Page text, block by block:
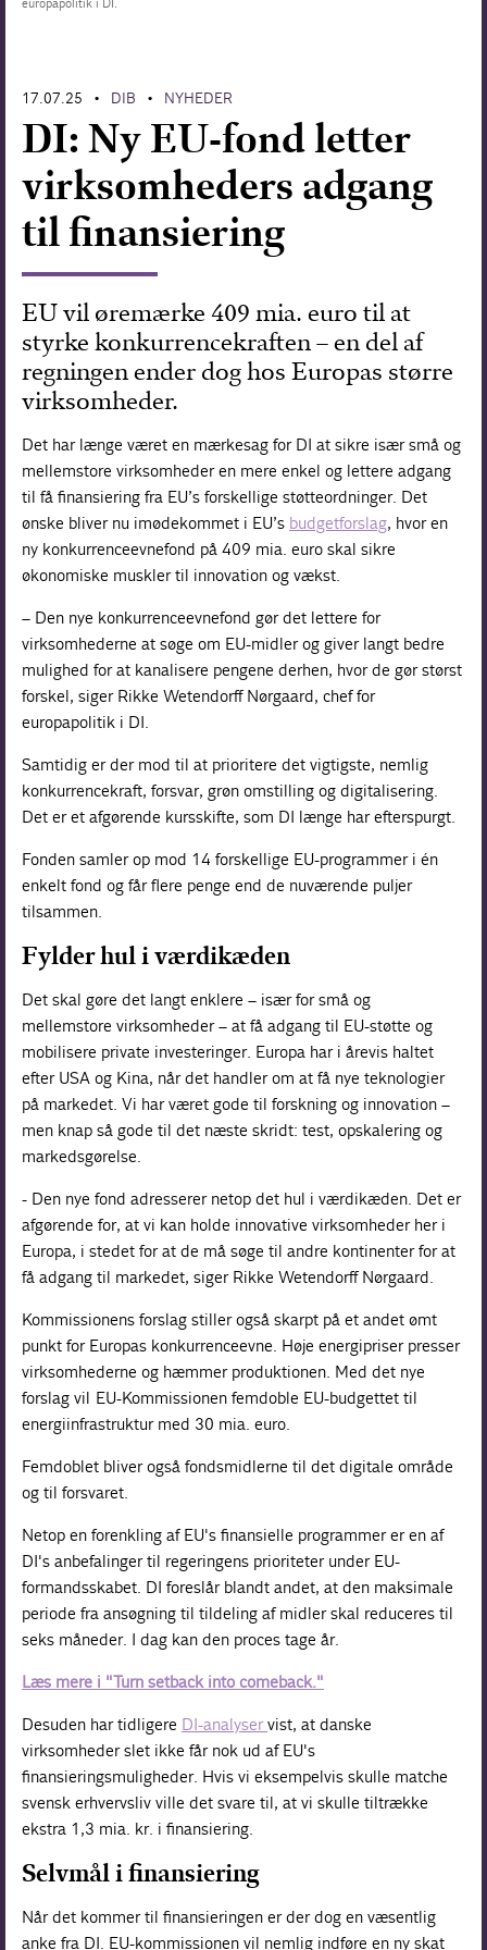
17.07.25 • DIB • NYHEDER
DI: Ny EU-fond letter
virksomheders adgang
til finansiering
EU vil øremærke 409 mia. euro til at
styrke konkurrencekraften – en del af
regningen ender dog hos Europas større
virksomheder.
Det har længe været en mærkesag for DI at sikre især små og
mellemstore virksomheder en mere enkel og lettere adgang
til få finansiering fra EU’s forskellige støtteordninger. Det
ønske bliver nu imødekommet i EU’s budgetforslag, hvor en
ny konkurrenceevnefond på 409 mia. euro skal sikre
økonomiske muskler til innovation og vækst.
– Den nye konkurrenceevnefond gør det lettere for
virksomhederne at søge om EU-midler og giver langt bedre
mulighed for at kanalisere pengene derhen, hvor de gør størst
forskel, siger Rikke Wetendorff Nørgaard, chef for
europapolitik i DI.
Samtidig er der mod til at prioritere det vigtigste, nemlig
konkurrencekraft, forsvar, grøn omstilling og digitalisering.
Det er et afgørende kursskifte, som DI længe har efterspurgt.
Fonden samler op mod 14 forskellige EU-programmer i én
enkelt fond og får flere penge end de nuværende puljer
tilsammen.
Fylder hul i værdikæden
Det skal gøre det langt enklere – især for små og
mellemstore virksomheder – at få adgang til EU-støtte og
mobilisere private investeringer. Europa har i årevis haltet
efter USA og Kina, når det handler om at få nye teknologier
på markedet. Vi har været gode til forskning og innovation –
men knap så gode til det næste skridt: test, opskalering og
markedsgørelse.
- Den nye fond adresserer netop det hul i værdikæden. Det er
afgørende for, at vi kan holde innovative virksomheder her i
Europa, i stedet for at de må søge til andre kontinenter for at
få adgang til markedet, siger Rikke Wetendorff Nørgaard.
Kommissionens forslag stiller også skarpt på et andet ømt
punkt for Europas konkurrenceevne. Høje energipriser presser
virksomhederne og hæmmer produktionen. Med det nye
forslag vil EU-Kommissionen femdoble EU-budgettet til
energiinfrastruktur med 30 mia. euro.
Femdoblet bliver også fondsmidlerne til det digitale område
og til forsvaret.
Netop en forenkling af EU's finansielle programmer er en af
DI's anbefalinger til regeringens prioriteter under EU-
formandsskabet. DI foreslår blandt andet, at den maksimale
periode fra ansøgning til tildeling af midler skal reduceres til
seks måneder. I dag kan den proces tage år.
Læs mere i "Turn setback into comeback."
Desuden har tidligere DI-analyservist, at danske
virksomheder slet ikke får nok ud af EU's
finansieringsmuligheder. Hvis vi eksempelvis skulle matche
svensk erhvervsliv ville det svare til, at vi skulle tiltrække
ekstra 1,3 mia. kr. i finansiering.
Selvmål i finansiering
Når det kommer til finansieringen er der dog en væsentlig
anke fra DI. EU-kommissionen vil nemlig indføre en ny skat